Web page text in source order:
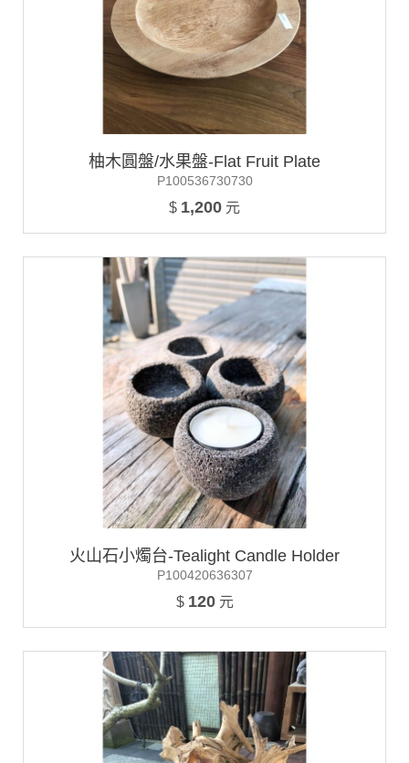
柚木圓盤/水果盤-Flat Fruit Plate
P100536730730
$ 1,200 元
火山石小燭台-Tealight Candle Holder
P100420636307
$ 120元